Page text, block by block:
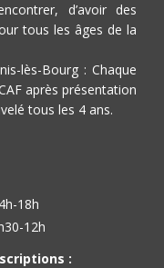
d’avoir des
tous les âges de la
lès-Bourg : Chaque
après présentation
tous les 4 ans.
18h
12h
: